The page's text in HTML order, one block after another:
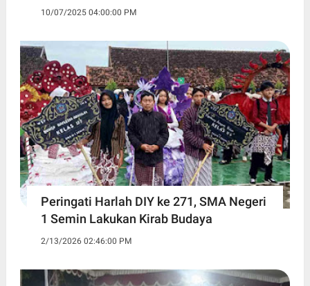
10/07/2025 04:00:00 PM
Peringati Harlah DIY ke 271, SMA Negeri
1 Semin Lakukan Kirab Budaya ‎
2/13/2026 02:46:00 PM